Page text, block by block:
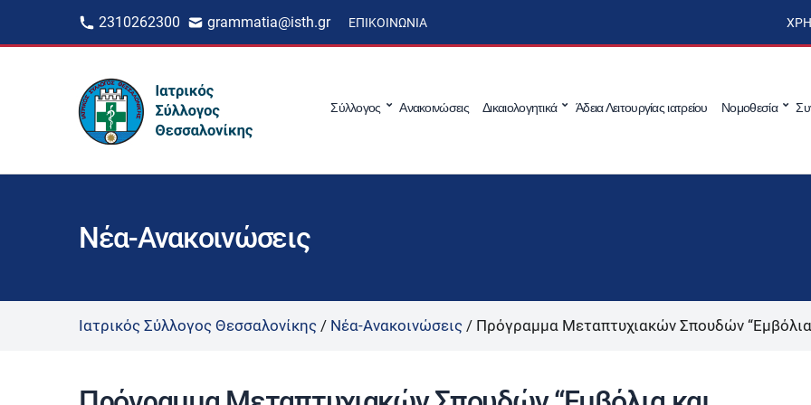
2310262300 grammatia@isth.gr ΕΠΙΚΟΙΝΩΝΊΑ
Σύλλογος Ανακοινώσεις Δικαιολογητικά Άδεια Λειτουργίας ιατρείου Νομοθεσία
Νέα-Ανακοινώσεις
Ιατρικός Σύλλογος Θεσσαλονίκης / Νέα-Ανακοινώσεις / Πρόγραμμα Μεταπτυχιακών Σπουδών